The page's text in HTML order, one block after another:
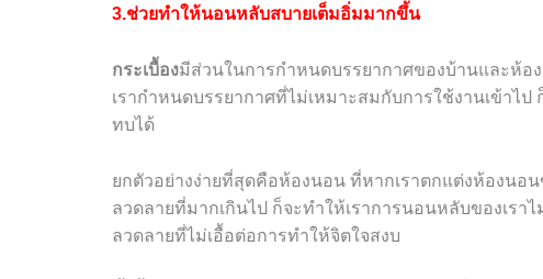
3.ช่วยทำให้นอนหลับสบายเต็มอิ่มมากขึ้น
กระเบื้องมีส่วนในการกำหนดบรรยากาศของบ้านและห้อ
เรากำหนดบรรยากาศที่ไม่เหมาะสมกับการใช้งานเข้าไป
ทบได้
ยกตัวอย่างง่ายที่สุดคือห้องนอน ที่หากเราตกแต่งห้องนอ
ลวดลายที่มากเกินไป ก็จะทำให้เราการนอนหลับของเรา
ลวดลายที่ไม่เอื้อต่อการทำให้จิตใจสงบ